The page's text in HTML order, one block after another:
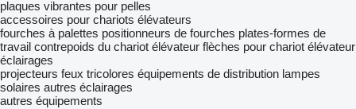
plaques vibrantes pour pelles
accessoires pour chariots élévateurs
fourches à palettes positionneurs de fourches plates-formes de
travail contrepoids du chariot élévateur flèches pour chariot élévateur
éclairages
projecteurs feux tricolores équipements de distribution lampes
solaires autres éclairages
autres équipements